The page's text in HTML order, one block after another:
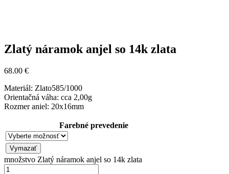
Zlatý náramok anjel so 14k zlata
68.00 €
Materiál: Zlato585/1000
Orientačná váha: cca 2,00g
Rozmer aniel: 20x16mm
Farebné prevedenie
Vymazať
množstvo Zlatý náramok anjel so 14k zlata